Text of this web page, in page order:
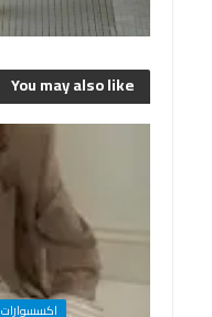
You may also like
اكسسوارات